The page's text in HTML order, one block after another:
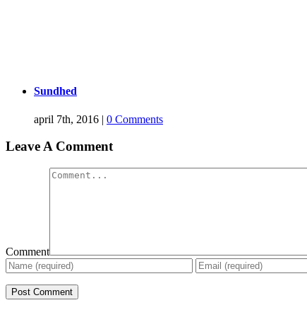
Sundhed
april 7th, 2016 | 0 Comments
Leave A Comment
Comment